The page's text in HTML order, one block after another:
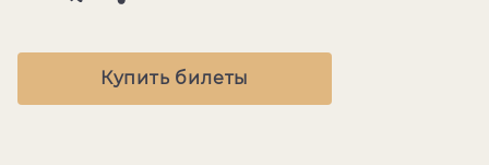
Купить билеты